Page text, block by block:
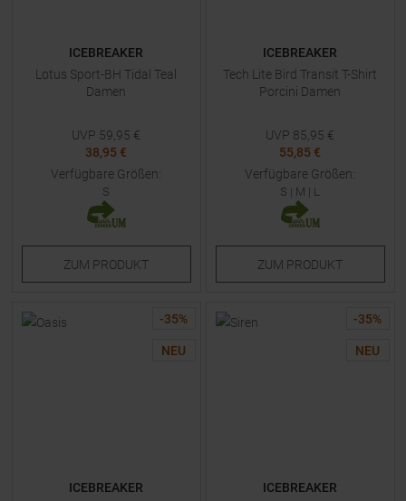
ICEBREAKER
Lotus Sport-BH Tidal Teal
Damen
UVP 59,95 €
38,95 €
Verfügbare Größen:
S
ZUM PRODUKT
ICEBREAKER
Tech Lite Bird Transit T-Shirt
Porcini Damen
UVP 85,95 €
55,85 €
Verfügbare Größen:
S | M | L
ZUM PRODUKT
-35%
NEU
ICEBREAKER
-35%
NEU
ICEBREAKER